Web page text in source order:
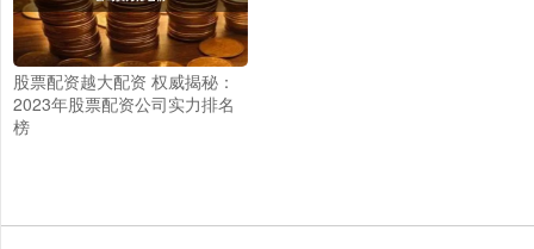
股票配资越大配资 权威揭秘：
2023年股票配资公司实力排名
榜